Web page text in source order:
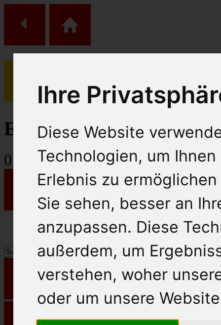
Ihre
Diese Website
Technologien, um
Erlebnis zu
Sie sehen, besser an
anzupassen. Diese
außerdem, um
verstehen, woher
oder um unsere
(0)
Einkaufs Wagen
0 Artikel